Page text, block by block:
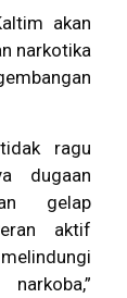
akan
narkotika
ragu
dugaan
gelap
aktif